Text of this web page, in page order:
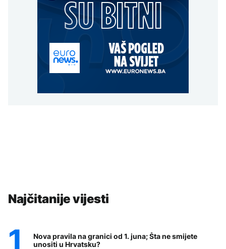
Najčitanije vijesti
Nova pravila na granici od 1. juna; Šta ne smijete
unositi u Hrvatsku?